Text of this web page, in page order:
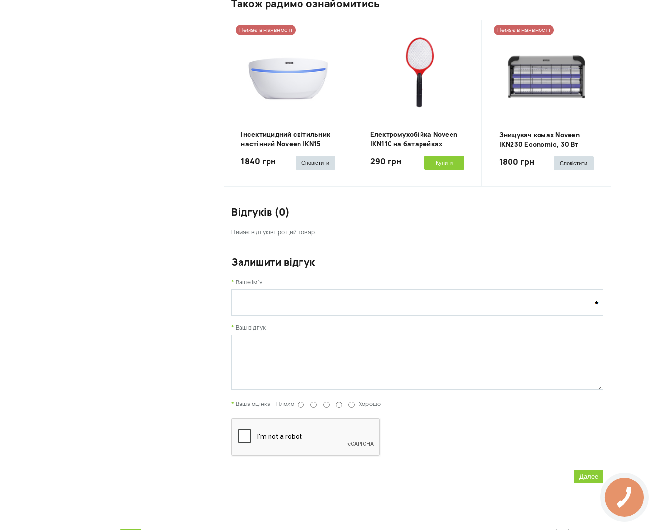
Також радимо ознайомитись
Немає в наявності
Інсектицидний світильник
настінний Noveen IKN15
1840 грн Сповістити
Електромухобійка Noveen
IKN110 на батарейках
290 грн Купити
Немає в наявності
Знищувач комах Noveen
IKN230 Economic, 30 Вт
1800 грн Сповістити
Відгуків (0)
Немає відгуків про цей товар.
Залишити відгук
Ваше ім'я
Ваш відгук:
Ваша оцінка Плохо Хорошо
Далее